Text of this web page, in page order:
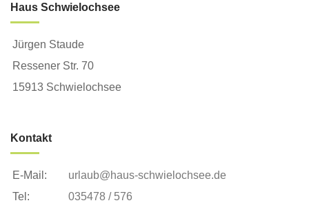
Haus Schwielochsee
Jürgen Staude
Ressener Str. 70
15913 Schwielochsee
Kontakt
E-Mail:
urlaub@haus-schwielochsee.de
Tel:
035478 / 576